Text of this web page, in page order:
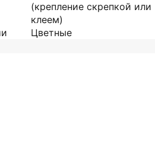
(крепление скрепкой или
клеем)
Цветные